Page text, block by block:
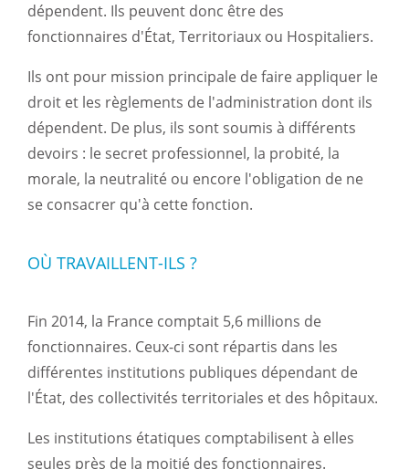
dépendent. Ils peuvent donc être des
fonctionnaires d'État, Territoriaux ou Hospitaliers.
Ils ont pour mission principale de faire appliquer le
droit et les règlements de l'administration dont ils
dépendent. De plus, ils sont soumis à différents
devoirs : le secret professionnel, la probité, la
morale, la neutralité ou encore l'obligation de ne
se consacrer qu'à cette fonction.
OÙ TRAVAILLENT-ILS ?
Fin 2014, la France comptait 5,6 millions de
fonctionnaires. Ceux-ci sont répartis dans les
différentes institutions publiques dépendant de
l'État, des collectivités territoriales et des hôpitaux.
Les institutions étatiques comptabilisent à elles
seules près de la moitié des fonctionnaires.